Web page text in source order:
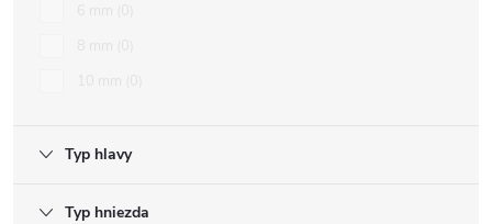
Typ hlavy
Typ hniezda